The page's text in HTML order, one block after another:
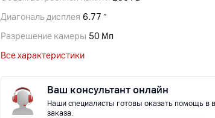
Диагональ дисплея 6.77 ″
Разрешение камеры 50 Мп
Все характеристики
Ваш консультант онлайн
Наши специалисты готовы оказать помощь в
заказа.